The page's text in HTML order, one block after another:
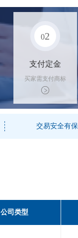
02
支付定金
买家需支付商标
标价的10%的购
买订金
交易安全有
公司类型